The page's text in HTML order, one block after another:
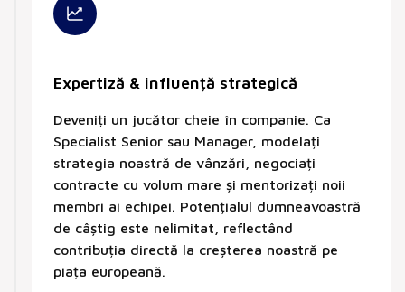
Expertiză & influență strategică
Deveniți un jucător cheie în companie. Ca
Specialist Senior sau Manager, modelați
strategia noastră de vânzări, negociați
contracte cu volum mare și mentorizați noii
membri ai echipei. Potențialul dumneavoastră
de câștig este nelimitat, reflectând
contribuția directă la creșterea noastră pe
piața europeană.